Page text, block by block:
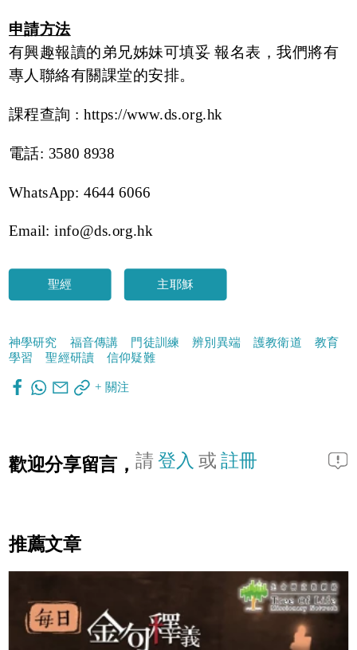
申請方法
有興趣報讀的弟兄姊妹可填妥報名表 ，我們將有
專人聯絡有關課堂的安排。
課程查詢 : https://www.ds.org.hk
電話: 3580 8938
WhatsApp: 4644 6066
Email: info@ds.org.hk
聖經 主耶穌
神學研究 福音傳講 門徒訓練 辨別異端 護教衛道 教育
學習 聖經研讀 信仰疑難
+ 關注
歡迎分享留言， 請登入 或註冊
推薦文章